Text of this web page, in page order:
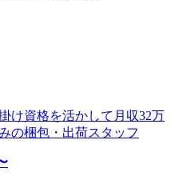
け資格を活かして月収32万
の梱包・出荷スタッフ